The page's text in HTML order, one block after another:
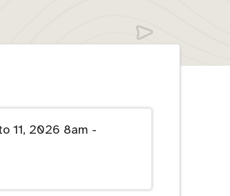
11, 2026 8am -